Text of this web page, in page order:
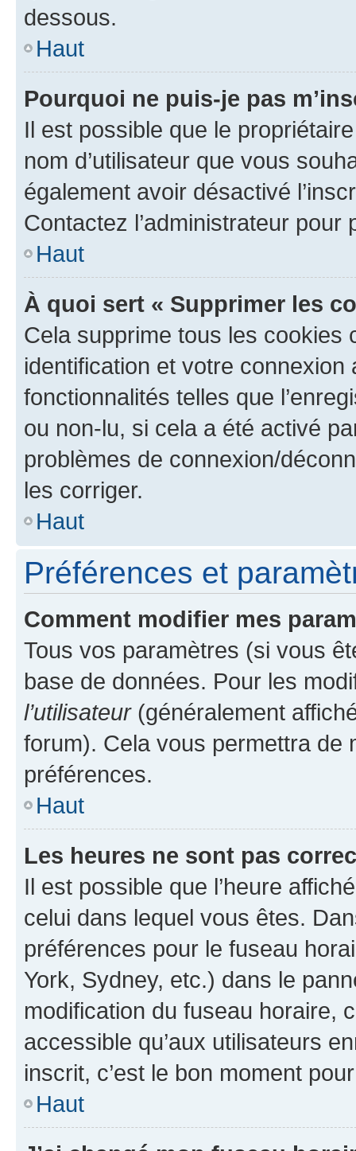
dessous.
Haut
Pourquoi ne puis-je pas
Il est possible que le
nom d’utilisateur que vous
également avoir désactivé
Contactez l’administrateur
Haut
À quoi sert « Supprimer les
Cela supprime tous les cookies
identification et votre
fonctionnalités telles que
ou non-lu, si cela a été activé
problèmes de connexion/
les corriger.
Haut
Préférences et
Comment modifier mes
Tous vos paramètres (si vous
base de données. Pour les
l’utilisateur(généralement
forum). Cela vous permettra de
préférences.
Haut
Les heures ne sont pas
Il est possible que l’heure
celui dans lequel vous êtes.
préférences pour le fuseau
York, Sydney, etc.) dans le
modification du fuseau horaire,
accessible qu’aux utilisateurs
inscrit, c’est le bon moment
Haut